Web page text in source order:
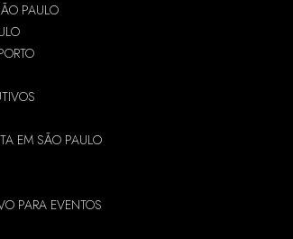
PAULO
EM SÃO PAULO
PARA EVENTOS